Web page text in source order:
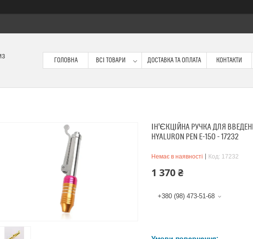
ГОЛОВНА ВСІ ТОВАРИ ДОСТАВКА ТА ОПЛАТА КОНТАКТИ
ІН'ЄКЦІЙНА РУЧКА ДЛЯ
HYALURON PEN E-150 - 17232
Немає в наявності Код: 17232
1 370 ₴
+380 (98) 473-51-68